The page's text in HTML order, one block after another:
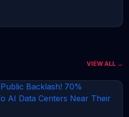
VIEW ALL →